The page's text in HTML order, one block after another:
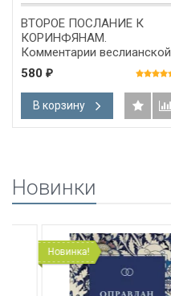
ВТОРОЕ ПОСЛАНИЕ К
КОРИНФЯНАМ.
Комментарии веслианской
традиции. Фрэнк Карвер
580 ₽
В корзину
Новинки
Новинка!